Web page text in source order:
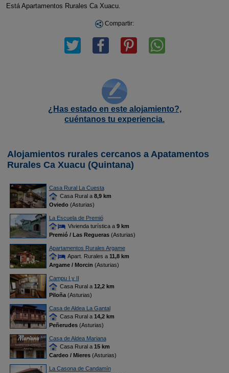
Está Apartamentos Rurales Ca Xuacu.
Compartir:
¿Has estado en este alojamiento?,
cuéntanos tu experiencia.
Alojamientos rurales cercanos a Apatamentos
Rurales Ca Xuacu (Quintana)
Casa Rural La Cuesta
Casa Rural a 8,9 km
Oviedo(Asturias)
La Escuela de Premió
Vivienda turística a 9 km
Premió / Las Regueras(Asturias)
Apartamentos Rurales Argame
Apart. Rurales a 11,8 km
Argame / Morcin (Asturias)
Campu I y II
Casa Rural a 12,2 km
Piloña(Asturias)
Casa de Aldea La Gantal
Casa Rural a 14,2 km
Peñerudes(Asturias)
Casa de Aldea Mariana
Casa Rural a 15 km
Cardeo / Mieres(Asturias)
La Casona de Candamín